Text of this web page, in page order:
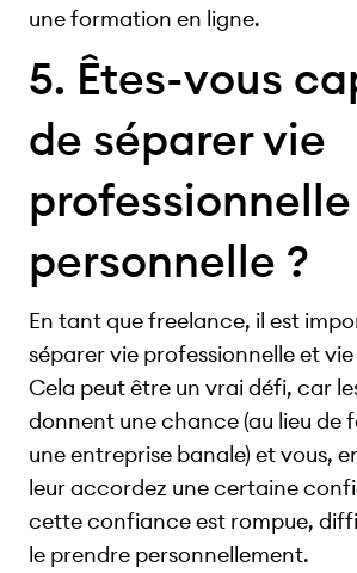
une formation en ligne.
5. Êtes-vous
de séparer vie
personnelle ?
En tant que freelance, il est
séparer vie professionnelle et
Cela peut être un vrai défi, car
donnent une chance (au lieu de
une entreprise banale) et vous,
leur accordez une certaine
cette confiance est rompue,
le prendre personnellement.